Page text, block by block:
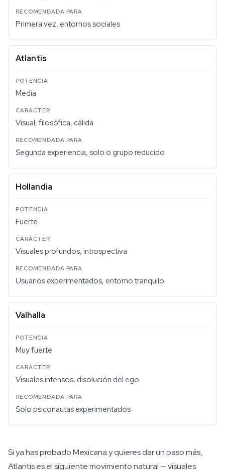
Primera vez, entornos sociales
Atlantis
Media
Visual, filosófica, cálida
Segunda experiencia, solo o grupo reducido
Hollandia
Fuerte
Visuales profundos, introspectiva
Usuarios experimentados, entorno tranquilo
Valhalla
Muy fuerte
Visuales intensos, disolución del ego
Solo psiconautas experimentados
Si ya has probado Mexicana y quieres dar un paso más,
Atlantis es el siguiente movimiento natural — visuales